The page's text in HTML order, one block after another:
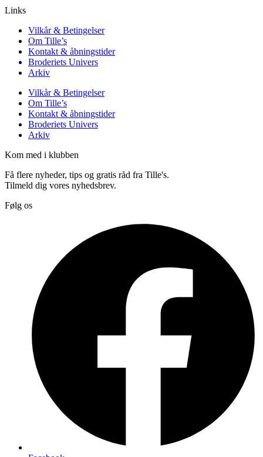
Links
Vilkår & Betingelser
Om Tille’s
Kontakt & åbningstider
Broderiets Univers
Arkiv
Vilkår & Betingelser
Om Tille’s
Kontakt & åbningstider
Broderiets Univers
Arkiv
Kom med i klubben
Få flere nyheder, tips og gratis råd fra Tille's.
Tilmeld dig vores nyhedsbrev.
Følg os